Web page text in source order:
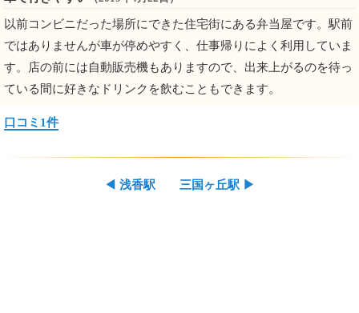
以前コンビニだった場所にできた住宅街にある弁当屋です。駅前
ではありませんが車が停めやすく、仕事帰りによく利用していま
す。店の前には自動販売機もありますので、出来上がるのを待っ
ている間に好きなドリンクを飲むこともできます。
口コミ1件
◀ 浅香駅 三国ヶ丘駅 ▶